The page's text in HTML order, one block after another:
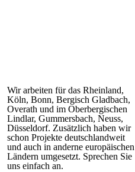
Wir arbeiten für das Rheinland,
Köln, Bonn, Bergisch Gladbach,
Overath und im Oberbergischen
Lindlar, Gummersbach, Neuss,
Düsseldorf. Zusätzlich haben wir
schon Projekte deutschlandweit
und auch in anderne europäischen
Ländern umgesetzt. Sprechen Sie
uns einfach an.